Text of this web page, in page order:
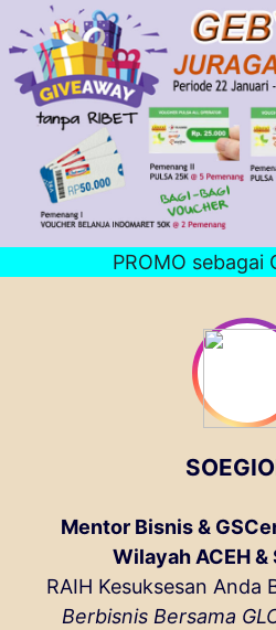
PROMO sebagai
Mentor Bisnis &
Wilayah ACEH
RAIH Kesuksesan Anda
Berbisnis Bersama